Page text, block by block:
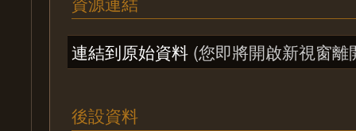
連結到原始資料 (您即將開啟新視窗離
後設資料